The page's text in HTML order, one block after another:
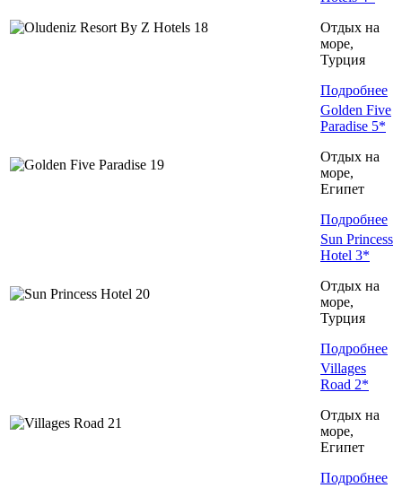
Отдых на
море,
Турция
Подробнее
Golden Five
Paradise 5*
Отдых на
море,
Египет
Подробнее
Sun Princess
Hotel 3*
Отдых на
море,
Турция
Подробнее
Villages
Road 2*
Отдых на
море,
Египет
Подробнее